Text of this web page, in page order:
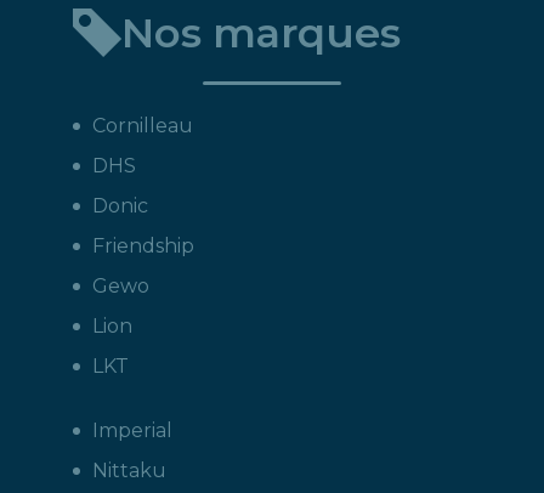
Nos marques
Cornilleau
DHS
Donic
Friendship
Gewo
Lion
LKT
Imperial
Nittaku